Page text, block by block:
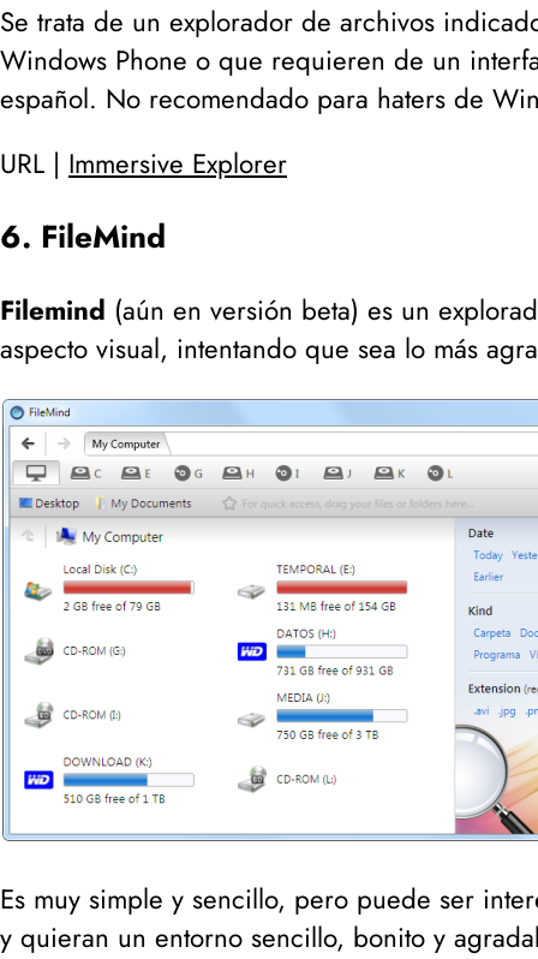
Se trata de un explorador de archivos
Windows Phone o que requieren de un
español. No recomendado para haters de
URL | Immersive Explorer
6. FileMind
Filemind (aún en versión beta) es un
aspecto visual, intentando que sea lo más
Es muy simple y sencillo, pero puede ser
y quieran un entorno sencillo, bonito y